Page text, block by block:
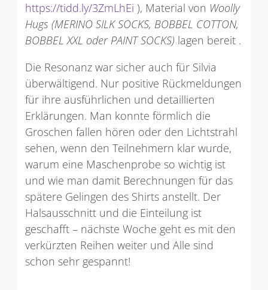
https://tidd.ly/3ZmLhEi ), Material von Woolly
Hugs (MERINO SILK SOCKS, BOBBEL COTTON,
BOBBEL XXL oder PAINT SOCKS) lagen bereit .
Die Resonanz war sicher auch für Silvia
überwältigend. Nur positive Rückmeldungen
für ihre ausführlichen und detaillierten
Erklärungen. Man konnte förmlich die
Groschen fallen hören oder den Lichtstrahl
sehen, wenn den Teilnehmern klar wurde,
warum eine Maschenprobe so wichtig ist
und wie man damit Berechnungen für das
spätere Gelingen des Shirts anstellt. Der
Halsausschnitt und die Einteilung ist
geschafft – nächste Woche geht es mit den
verkürzten Reihen weiter und Alle sind
schon sehr gespannt!